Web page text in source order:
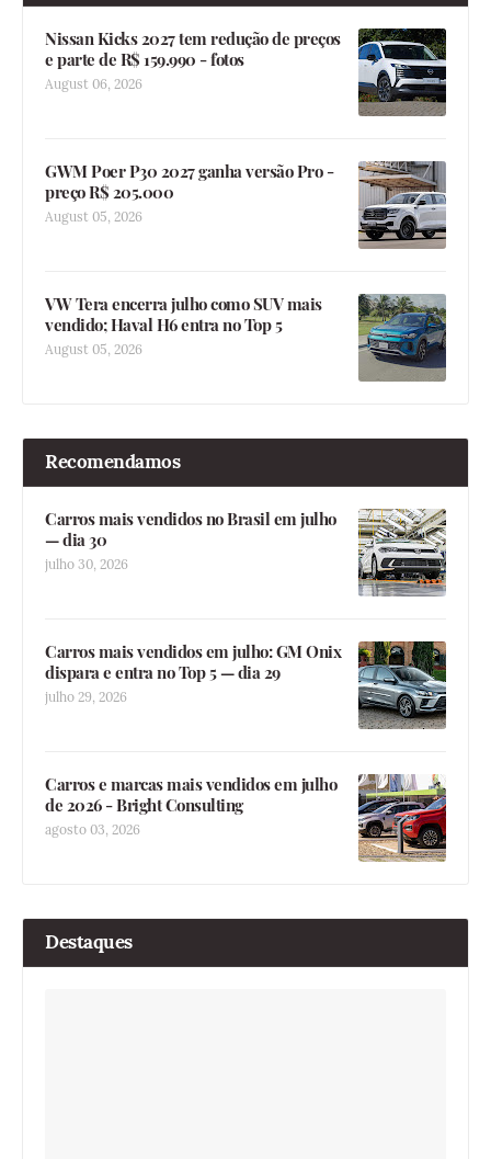
Nissan Kicks 2027 tem redução de preços
e parte de R$ 159.990 - fotos
August 06, 2026
GWM Poer P30 2027 ganha versão Pro -
preço R$ 205.000
August 05, 2026
VW Tera encerra julho como SUV mais
vendido; Haval H6 entra no Top 5
August 05, 2026
Recomendamos
Carros mais vendidos no Brasil em julho
— dia 30
julho 30, 2026
Carros mais vendidos em julho: GM Onix
dispara e entra no Top 5 — dia 29
julho 29, 2026
Carros e marcas mais vendidos em julho
de 2026 - Bright Consulting
agosto 03, 2026
Destaques